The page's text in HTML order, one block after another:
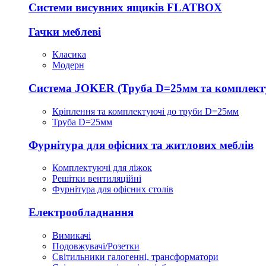
Системи висувних ящиків FLATBOX
Гачки меблеві
Класика
Модерн
Система JOKER (Труба D=25мм та
Кріплення та комплектуючі до труби D=25мм
Труба D=25мм
Фурнітура для офісних та житлових меблів
Комплектуючі для ліжок
Решітки вентиляційні
Фурнітура для офісних столів
Електрообладнання
Вимикачі
Подовжувачі/Розетки
Світильники галогенні, трансформатори